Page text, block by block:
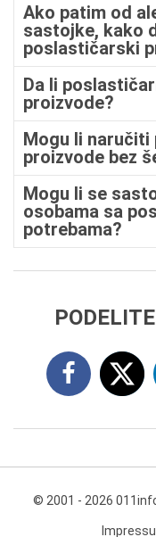
Ako patim od
sastojke, kako
poslastičarski
Da li
proizvode?
Mogu li
proizvode bez
Mogu li se
osobama sa
potrebama?
© 2001 - 2026